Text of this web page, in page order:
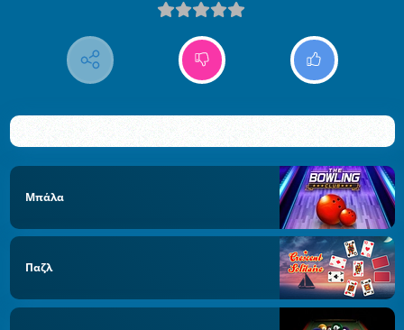
Μπάλα
Παζλ